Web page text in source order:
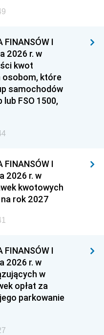
FINANSÓW I
2026 r. w
kwot
osobom, które
samochodów
FSO 1500,
FINANSÓW I
2026 r. w
kwotowych
rok 2027
FINANSÓW I
2026 r. w
w
opłat za
parkowanie